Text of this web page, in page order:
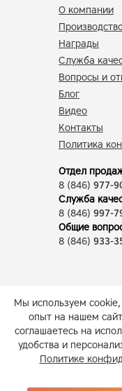
О компании
Награды
Служба
Вопросы и
Блог
Видео
Контакты
Политика
Отдел
8 (846) 977-
Служба
8 (846) 997-
Общие
8 (846) 933-
ООО
Все права
Мы используем
опыт на нашем
соглашаетесь на
удобства и
Политике